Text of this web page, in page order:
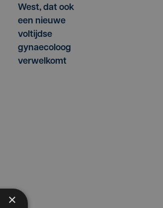
West, dat ook
een nieuwe
voltijdse
gynaecoloog
verwelkomt
×